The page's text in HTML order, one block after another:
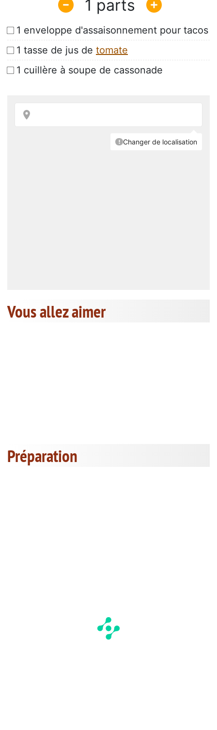
1
1 enveloppe d'assaisonnement pour tacos
1 tasse de jus de tomate
1 cuillère à soupe de cassonade
Vous allez aimer
Préparation